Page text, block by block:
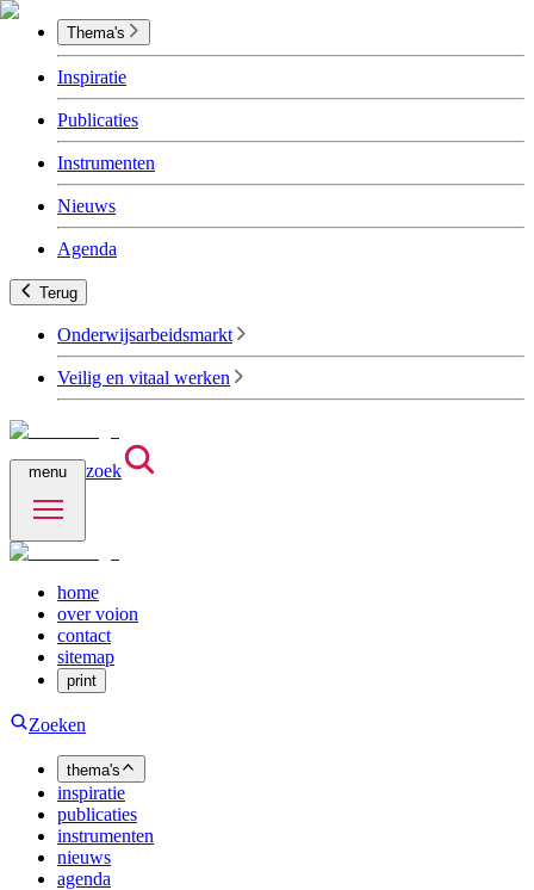
Thema's
Inspiratie
Publicaties
Instrumenten
Nieuws
Agenda
Terug
Onderwijsarbeidsmarkt
Veilig en vitaal werken
menu zoek
home
over voion
contact
sitemap
print
Zoeken
thema's
inspiratie
publicaties
instrumenten
nieuws
agenda